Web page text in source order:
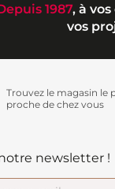
1987, à
vos
Trouvez le magasin le
proche de chez vous
newsletter !